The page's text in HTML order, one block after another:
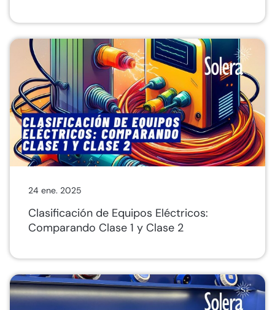
24 ene. 2025
Clasificación de Equipos Eléctricos:
Comparando Clase 1 y Clase 2